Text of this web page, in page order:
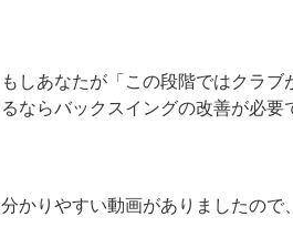
もしあなたが「この段階ではクラ
るならバックスイングの改善が必要
分かりやすい動画がありましたので